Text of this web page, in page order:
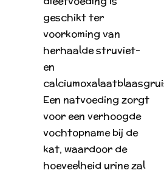
geschikt ter
voorkoming van
herhaalde struviet-
en
Een natvoeding zorgt
voor een verhoogde
vochtopname bij de
kat, waardoor de
hoeveelheid urine zal